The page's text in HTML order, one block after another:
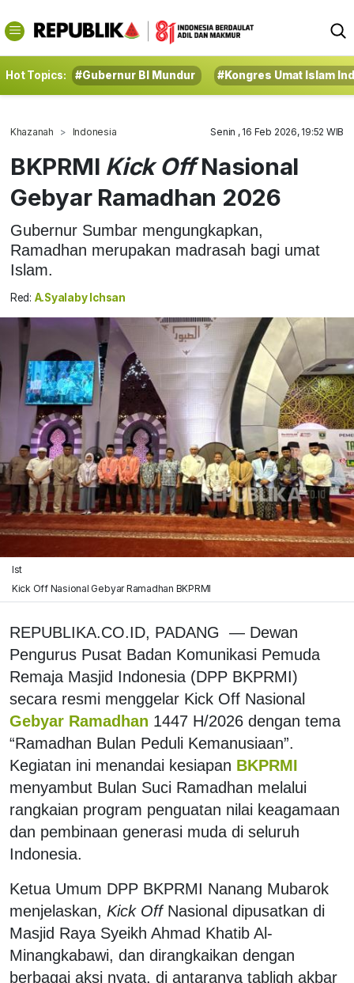
Hot Topics: #Gubernur BI Mundur #Kongres Umat Islam
Khazanah Indonesia Senin , 16 Feb 2026, 19:52 WIB
BKPRMI Kick OffNasional
Gebyar Ramadhan 2026
Gubernur Sumbar mengungkapkan,
Ramadhan merupakan madrasah bagi umat
Islam.
Red: A.Syalaby Ichsan
Ist
Kick Off Nasional Gebyar Ramadhan BKPRMI
REPUBLIKA.CO.ID, PADANG — Dewan
Pengurus Pusat Badan Komunikasi Pemuda
Remaja Masjid Indonesia (DPP BKPRMI)
secara resmi menggelar Kick Off Nasional
Gebyar Ramadhan 1447 H/2026 dengan tema
“Ramadhan Bulan Peduli Kemanusiaan”.
Kegiatan ini menandai kesiapan BKPRMI
menyambut Bulan Suci Ramadhan melalui
rangkaian program penguatan nilai keagamaan
dan pembinaan generasi muda di seluruh
Indonesia.
Ketua Umum DPP BKPRMI Nanang Mubarok
menjelaskan, Kick OffNasional dipusatkan di
Masjid Raya Syeikh Ahmad Khatib Al-
Minangkabawi, dan dirangkaikan dengan
berbagai aksi nyata, di antaranya tabligh akbar